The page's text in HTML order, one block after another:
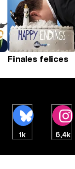
Finales felices
1k 6,4k